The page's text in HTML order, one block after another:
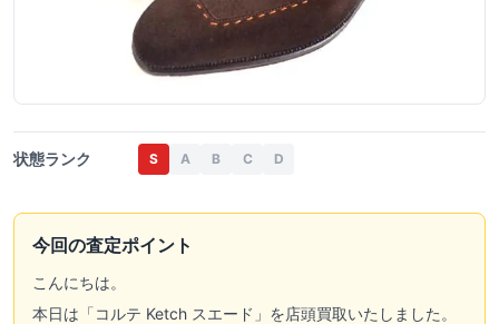
状態ランク S A B C D
今回の査定ポイント
こんにちは。
本日は「コルテ Ketch スエード」を店頭買取いたしました。